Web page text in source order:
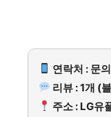
연락처 : 문
리뷰 : 1개 (
주소 : LG유